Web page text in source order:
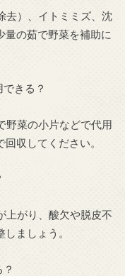
去）、イトミミズ、沈
量の茹で野菜を補助に
きる？
野菜の小片などで代用
収してください。
上がり、酸欠や脱皮不
ましょう。